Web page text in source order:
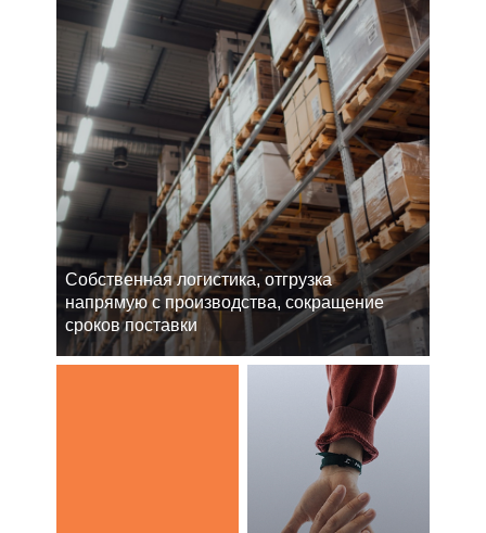
Cобственная логистика, отгрузка
напрямую с производства, сокращение
сроков поставки